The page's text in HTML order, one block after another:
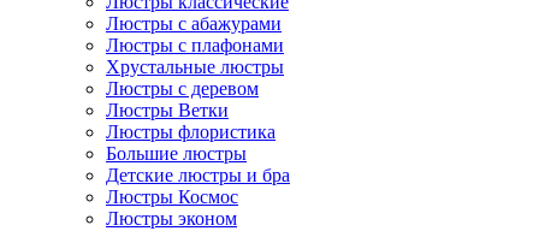
Люстры с абажурами
Люстры с плафонами
Хрустальные люстры
Люстры с деревом
Люстры Ветки
Люстры флористика
Большие люстры
Детские люстры и бра
Люстры Космос
Люстры эконом